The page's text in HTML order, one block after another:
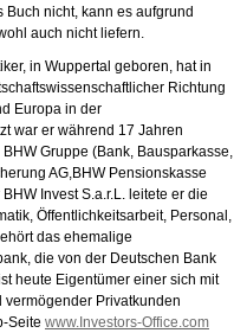
Buch nicht, kann es aufgrund
auch nicht liefern.
in Wuppertal geboren, hat in
Richtung
Europa in der
war er während 17 Jahren
Gruppe (Bank, Bausparkasse,
AG,BHW Pensionskasse
Invest S.a.r.L. leitete er die
Öffentlichkeitsarbeit, Personal,
das ehemalige
die von der Deutschen Bank
heute Eigentümer einer sich mit
vermögender Privatkunden
Seite www.Investors-Office.com